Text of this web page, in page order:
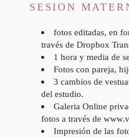
SESION
fotos editadas, en
través de Dropbox
1 hora y media de
Fotos con pareja,
3 cambios de
del estudio.
Galeria Online
fotos a través de
Impresión de las